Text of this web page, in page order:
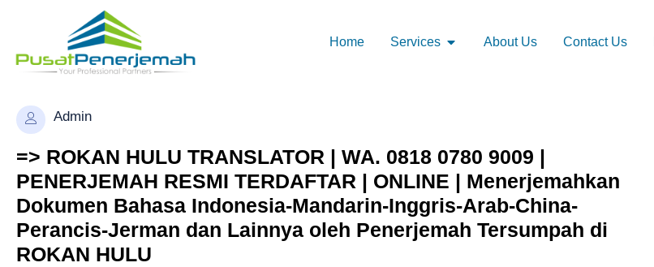
Home Services About Us Contact Us
Admin
=> ROKAN HULU TRANSLATOR | WA. 0818 0780 9009 |
PENERJEMAH RESMI TERDAFTAR | ONLINE | Menerjemahkan
Dokumen Bahasa Indonesia-Mandarin-Inggris-Arab-China-
Perancis-Jerman dan Lainnya oleh Penerjemah Tersumpah di
ROKAN HULU